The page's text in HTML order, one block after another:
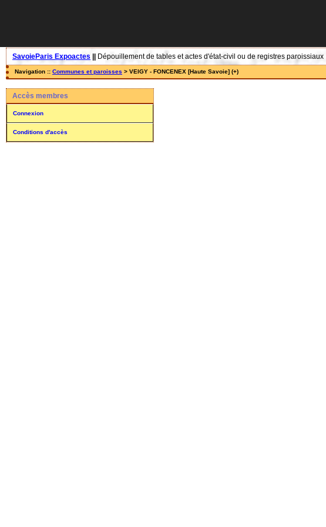
SavoieParis Expoactes Dépouillement de tables et actes d'état-civil ou de registres paroissiaux
Navigation :: Communes et paroisses > VEIGY - FONCENEX [Haute Savoie] (+)
Accès membres
Connexion
Conditions d'accès